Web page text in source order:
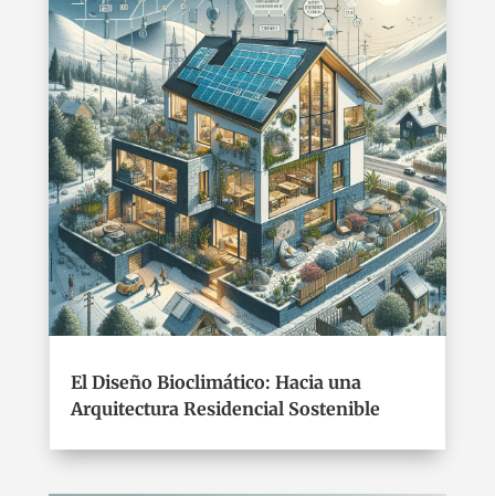
El Diseño Bioclimático: Hacia una
Arquitectura Residencial Sostenible